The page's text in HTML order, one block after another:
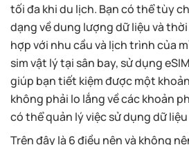
tối đa khi du lịch. Bạn có thể tùy
dạng về dung lượng dữ liệu và
hợp với nhu cầu và lịch trình của
sim vật lý tại sân bay, sử dụng
giúp bạn tiết kiệm được một
không phải lo lắng về các khoản
có thể quản lý việc sử dụng dữ
Trên đây là 6 điều nên và không